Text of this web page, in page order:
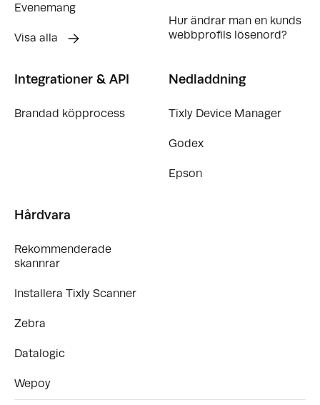
Evenemang
Visa alla
Hur ändrar man en kunds
webbprofils lösenord?
Integrationer & API
Brandad köpprocess
Nedladdning
Tixly Device Manager
Godex
Epson
Hårdvara
Rekommenderade
skannrar
Installera Tixly Scanner
Zebra
Datalogic
Wepoy